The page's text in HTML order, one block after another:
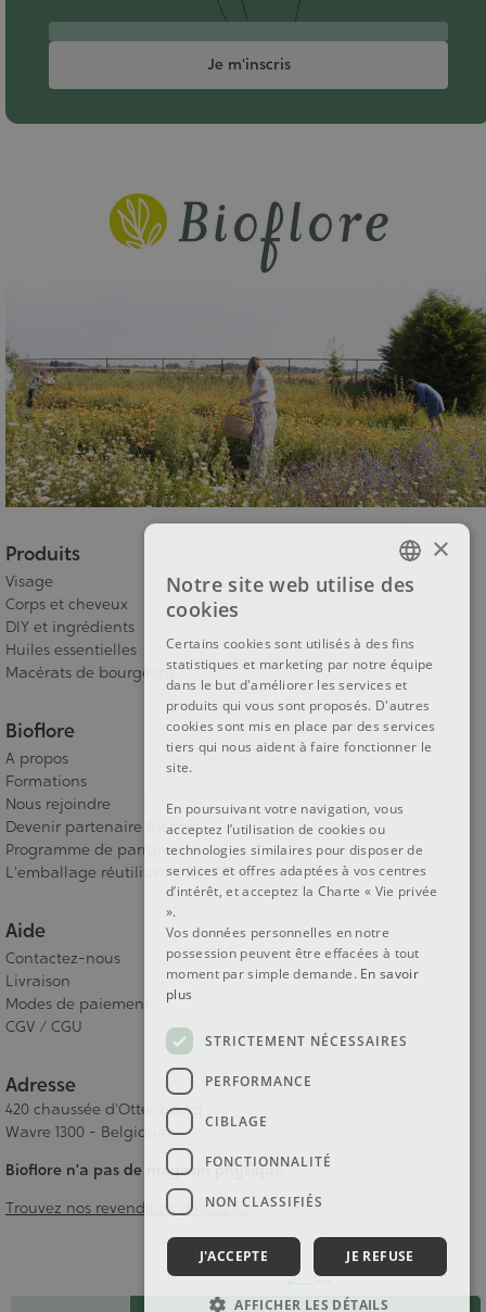
Produits
Visage
Corps et cheveux
DIY et ingrédients
Huiles essentielles
Macérats de bourgeons
Bioflore
A propos
Formations
Nous rejoindre
Devenir partenaire Bioflore
Programme de parrainage
L'emballage réutilisable RE-ZIP
Aide
Contactez-nous
Livraison
Modes de paiement
CGV / CGU
Adresse
420 chaussée d'Ottenbourg
Wavre 1300 - Belgique
Bioflore n’a pas de magasin physique.
Trouvez nos revendeurs directs ici
Suivez-nous !
Je m'inscris
FRENCH
ENGLISH
×
Notre site web utilise des
cookies
Certains cookies sont utilisés à des fins
statistiques et marketing par notre équipe
dans le but d'améliorer les services et
produits qui vous sont proposés. D'autres
cookies sont mis en place par des services
tiers qui nous aident à faire fonctionner le
site.
En poursuivant votre navigation, vous
acceptez l’utilisation de cookies ou
technologies similaires pour disposer de
services et offres adaptées à vos centres
d’intérêt, et acceptez la Charte « Vie privée
».
Vos données personnelles en notre
possession peuvent être effacées à tout
moment par simple demande. En savoir
plus
STRICTEMENT NÉCESSAIRES
PERFORMANCE
CIBLAGE
FONCTIONNALITÉ
NON CLASSIFIÉS
J'ACCEPTE JE REFUSE
AFFICHER LES DÉTAILS